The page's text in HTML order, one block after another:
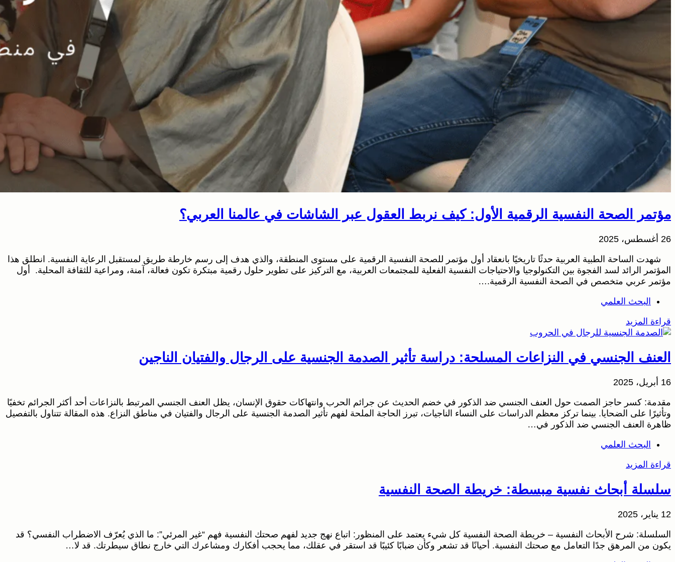
مؤتمر الصحة النفسية الرقمية الأول: كيف نربط العقول عبر الشاشات في عالمنا العربي؟
26 أغسطس، 2025
شهدت الساحة الطبية العربية حدثًا تاريخيًا بانعقاد أول مؤتمر للصحة النفسية الرقمية على مستوى المنطقة، والذي هدف إلى رسم خارطة طريق لمستقبل الرعاية النفسية. انطلق هذا
المؤتمر الرائد لسد الفجوة بين التكنولوجيا والاحتياجات النفسية الفعلية للمجتمعات العربية، مع التركيز على تطوير حلول رقمية مبتكرة تكون فعالة، آمنة، ومراعية للثقافة المحلية. أول
مؤتمر عربي متخصص في الصحة النفسية الرقمية.…
البحث العلمي
قراءة المزيد
العنف الجنسي في النزاعات المسلحة: دراسة تأثير الصدمة الجنسية على الرجال والفتيان الناجين
16 أبريل، 2025
مقدمة: كسر حاجز الصمت حول العنف الجنسي ضد الذكور في خضم الحديث عن جرائم الحرب وانتهاكات حقوق الإنسان، يظل العنف الجنسي المرتبط بالنزاعات أحد أكثر الجرائم تخفيًا
وتأثيرًا على الضحايا. بينما تركز معظم الدراسات على النساء الناجيات، تبرز الحاجة الملحة لفهم تأثير الصدمة الجنسية على الرجال والفتيان في مناطق النزاع. هذه المقالة تتناول بالتفصيل
ظاهرة العنف الجنسي ضد الذكور في…
البحث العلمي
قراءة المزيد
سلسلة أبحاث نفسية مبسطة: خريطة الصحة النفسية
12 يناير، 2025
السلسلة: شرح الأبحاث النفسية – خريطة الصحة النفسية كل شيء يعتمد على المنظور: اتباع نهج جديد لفهم صحتك النفسية فهم “غير المرئي”: ما الذي يُعرّف الاضطراب النفسي؟ قد
يكون من المرهق جدًا التعامل مع صحتك النفسية. أحيانًا قد تشعر وكأن ضبابًا كئيبًا قد استقر في عقلك، مما يحجب أفكارك ومشاعرك التي خارج نطاق سيطرتك. قد لا…